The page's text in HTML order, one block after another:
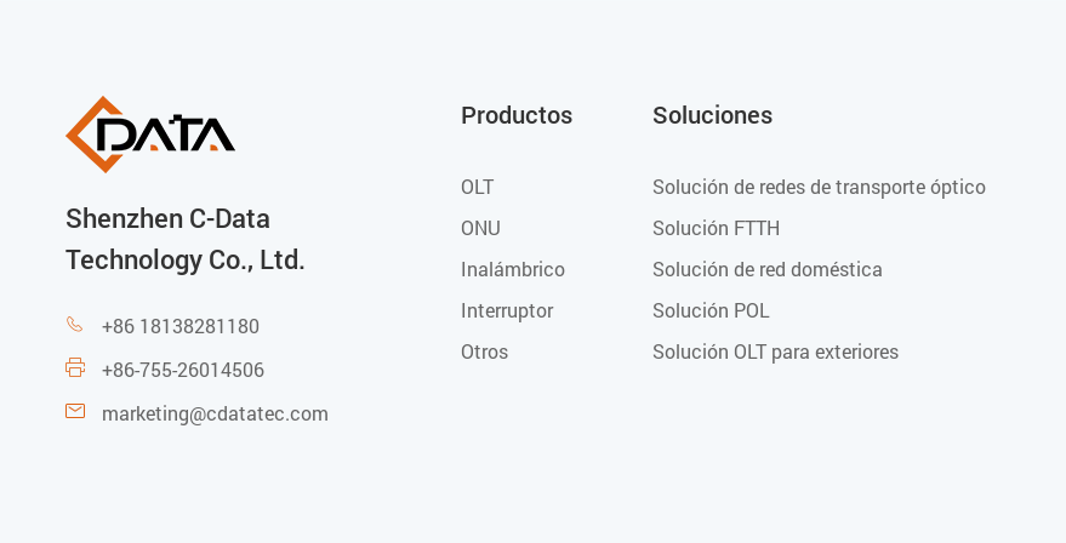
Shenzhen C-Data
Technology Co., Ltd.
 +86 18138281180
 +86-755-26014506
 marketing@cdatatec.com
Productos
OLT
ONU
Inalámbrico
Interruptor
Otros
Soluciones
Solución de redes de transporte óptico
Solución FTTH
Solución de red doméstica
Solución POL
Solución OLT para exteriores